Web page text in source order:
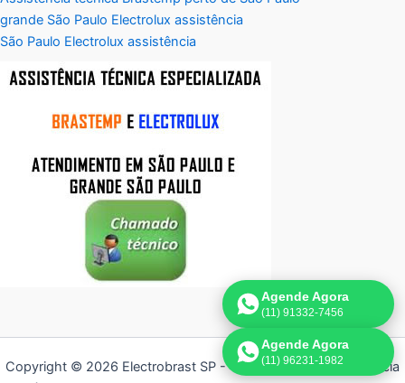
grande São Paulo Electrolux assistência
São Paulo Electrolux assistência
Copyright © 2026 Electrobrast SP - 11 3836-9554 | Assistência
Agende Agora
(11) 91332-7456
Agende Agora
(11) 96231-1982